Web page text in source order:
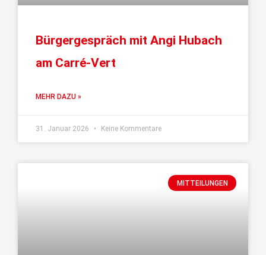
Bürgergespräch mit Angi Hubach
am Carré-Vert
MEHR DAZU »
31. Januar 2026 Keine Kommentare
MITTEILUNGEN